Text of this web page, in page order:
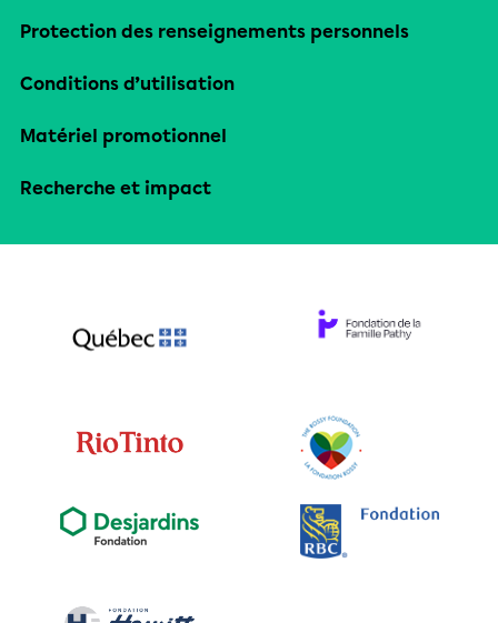
Protection des renseignements personnels
Conditions d’utilisation
Matériel promotionnel
Recherche et impact